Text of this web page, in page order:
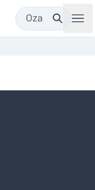
Oza